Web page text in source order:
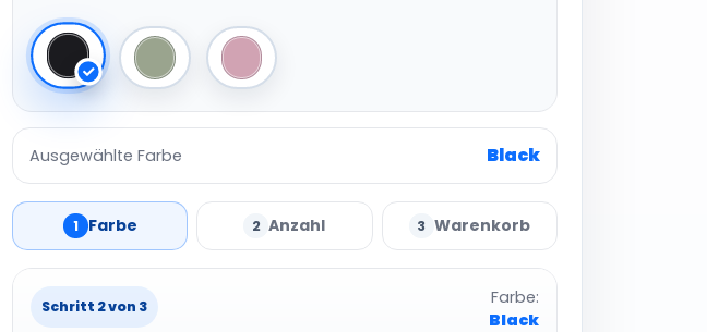
Black Clay Nude Pink
Ausgewählte Farbe Black
1 Farbe 2 Anzahl 3 Warenkorb
Schritt 2 von 3
Farbe:
Black